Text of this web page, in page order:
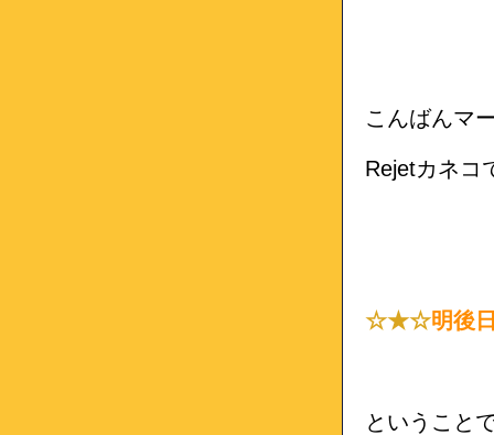
こんばんマ
Rejetカネコ
☆★☆明後
ということ